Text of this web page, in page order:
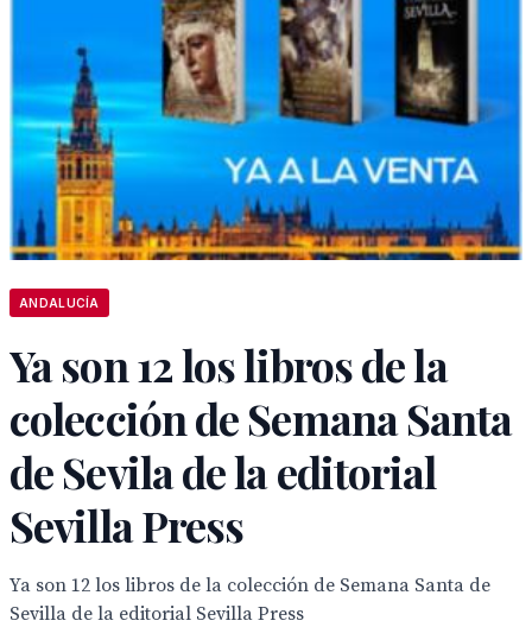
ANDALUCÍA
Ya son 12 los libros de la
colección de Semana Santa
de Sevila de la editorial
Sevilla Press
Ya son 12 los libros de la colección de Semana Santa de
Sevilla de la editorial Sevilla Press